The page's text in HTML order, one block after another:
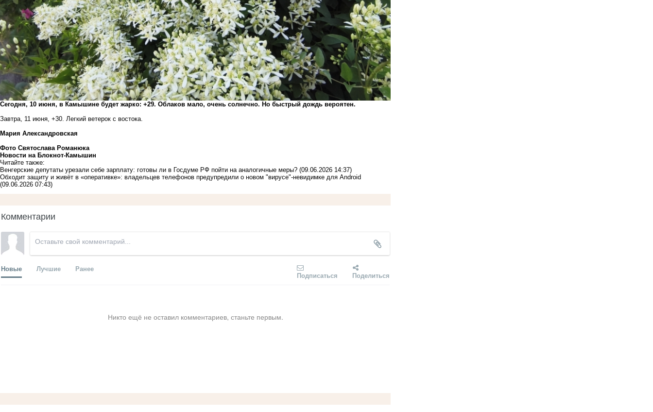
Сегодня, 10 июня, в Камышине будет жарко: +29. Облаков мало, очень солнечно. Но быстрый дождь вероятен.
Завтра, 11 июня, +30. Легкий ветерок с востока.
Мария Александровская
Фото Святослава Романюка
Новости на Блoкнoт-Камышин
Читайте также:
Венгерские депутаты урезали себе зарплату: готовы ли в Госдуме РФ пойти на аналогичные меры? (09.06.2026 14:37)
Обходит защиту и живёт в «оперативке»: владельцев телефонов предупредили о новом "вирусе"-невидимке для Android
(09.06.2026 07:43)
Комментарии
Новые Лучшие Ранее
Подписаться Поделиться
Никто ещё не оставил комментариев, станьте первым.